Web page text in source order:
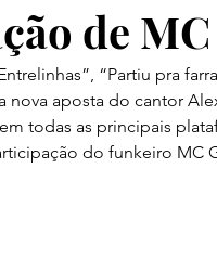
de
“Partiu pra
nova aposta do cantor
todas as principais
do funkeiro MC